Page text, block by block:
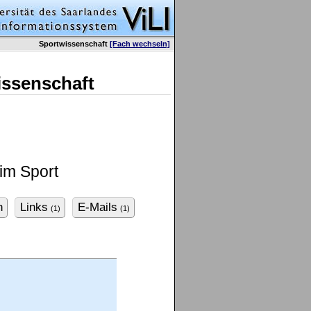
Sportwissenschaft [Fach wechseln]
Sport
Links (1) E-Mails (1)